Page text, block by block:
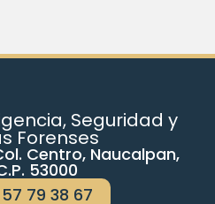
Seguridad y
Forenses
Centro, Naucalpan,
53000
79 38 67